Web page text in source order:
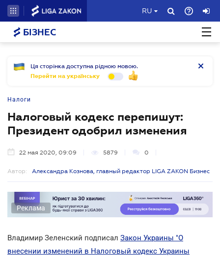
RU
БІЗНЕС
Ця сторінка доступна рідною мовою.
Перейти на українську
Налоги
Налоговый кодекс перепишут:
Президент одобрил изменения
22 мая 2020, 09:09 5879 0
Автор: Александра Кознова, главный редактор LIGA ZAKON Бизнес
Реклама
Владимир Зеленский подписал Закон Украины "О
внесении изменений в Налоговый кодекс Украины